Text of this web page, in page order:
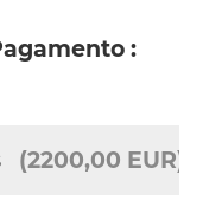
:
(2200,00 EUR)